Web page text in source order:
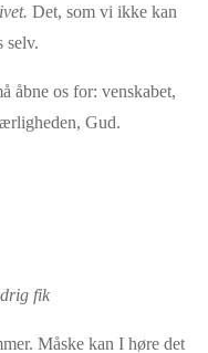
Det, som vi ikke kan
selv.
åbne os for: venskabet,
Gud.
fik
Måske kan I høre det